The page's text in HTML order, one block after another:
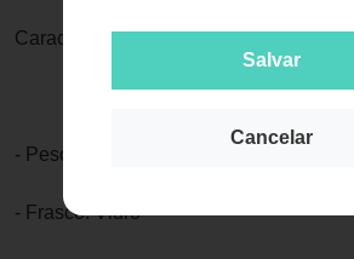
Salvar
Cancelar
Características:
- Peso: 0,540 kg
- Frasco: Vidro